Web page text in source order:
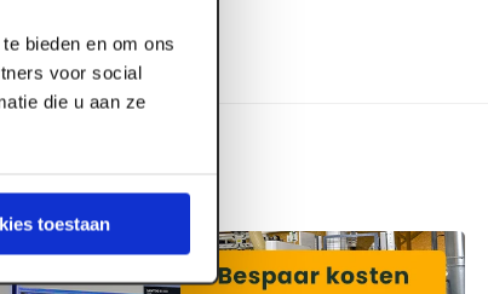
bieden en om ons
voor social
die u aan ze
toestaan